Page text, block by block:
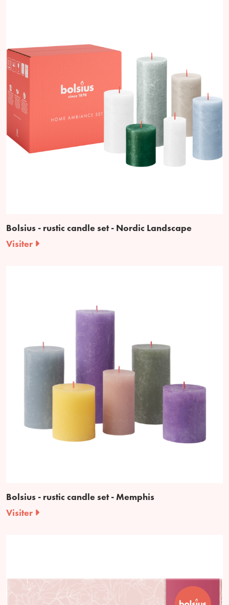
Bolsius - rustic candle set - Nordic Landscape
Visiter
Bolsius - rustic candle set - Memphis
Visiter